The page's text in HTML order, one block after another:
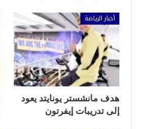
أخبار الرياضة
هدف مانشستر يونايتد يعود
إلى تدريبات إيفرتون